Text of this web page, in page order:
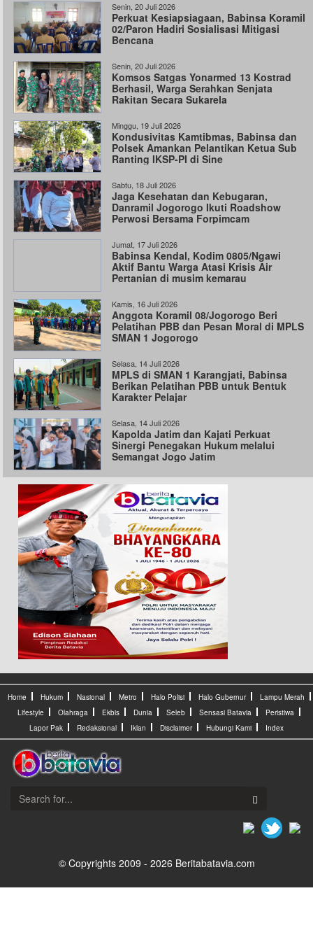
Senin, 20 Juli 2026
Perkuat Kesiapsiagaan, Babinsa Koramil
02/Paron Hadiri Sosialisasi Mitigasi
Bencana
Senin, 20 Juli 2026
Komsos Satgas Yonarmed 13 Kostrad
Berhasil, Warga Serahkan Senjata
Rakitan Secara Sukarela
Minggu, 19 Juli 2026
Kondusivitas Kamtibmas, Babinsa dan
Polsek Amankan Pelantikan Ketua Sub
Ranting IKSP-PI di Sine
Sabtu, 18 Juli 2026
Jaga Kesehatan dan Kebugaran,
Danramil Jogorogo Ikuti Roadshow
Perwosi Bersama Forpimcam
Jumat, 17 Juli 2026
Babinsa Kendal, Kodim 0805/Ngawi
Aktif Bantu Warga Atasi Krisis Air
Pertanian di musim kemarau
Kamis, 16 Juli 2026
Anggota Koramil 08/Jogorogo Beri
Pelatihan PBB dan Pesan Moral di MPLS
SMAN 1 Jogorogo
Selasa, 14 Juli 2026
MPLS di SMAN 1 Karangjati, Babinsa
Berikan Pelatihan PBB untuk Bentuk
Karakter Pelajar
Selasa, 14 Juli 2026
Kapolda Jatim dan Kajati Perkuat
Sinergi Penegakan Hukum melalui
Semangat Jogo Jatim
Home Hukum Nasional Metro Halo Polisi Halo Gubernur
Lampu Merah
Lifestyle
Olahraga Ekbis Dunia Seleb Sensasi Batavia
Peristiwa
Lapor Pak
Redaksional Iklan Disclaimer Hubungi Kami Index
© Copyrights 2009 - 2026 Beritabatavia.com